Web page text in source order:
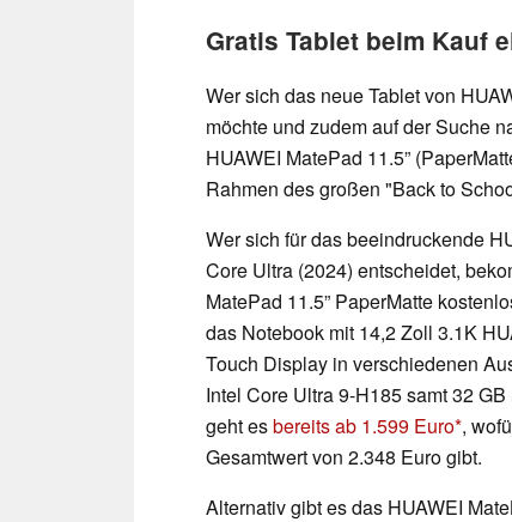
Gratis Tablet beim Kauf
Wer sich das neue Tablet von
möchte und zudem auf der Suche
HUAWEI MatePad 11.5”
Rahmen des großen "Back to
Wer sich für das beeindruckende
Core Ultra (2024) entscheidet,
MatePad 11.5” PaperMatte
das Notebook mit 14,2 Zoll 3.1K
Touch Display in verschiedenen
Intel Core Ultra 9-H185 samt 32
geht esbereits ab 1.599 Euro ,
Gesamtwert von 2.348 Euro gibt.
Alternativ gibt es das HUAWEI